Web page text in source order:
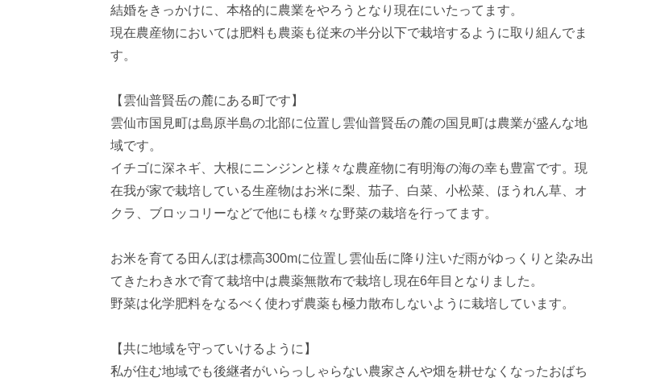
結婚をきっかけに、本格的に農業をやろうとなり現在にいたってます。
現在農産物においては肥料も農薬も従来の半分以下で栽培するように取り組んでま
す。
【雲仙普賢岳の麓にある町です】
雲仙市国見町は島原半島の北部に位置し雲仙普賢岳の麓の国見町は農業が盛んな地
域です。
イチゴに深ネギ、大根にニンジンと様々な農産物に有明海の海の幸も豊富です。現
在我が家で栽培している生産物はお米に梨、茄子、白菜、小松菜、ほうれん草、オ
クラ、ブロッコリーなどで他にも様々な野菜の栽培を行ってます。
お米を育てる田んぼは標高300mに位置し雲仙岳に降り注いだ雨がゆっくりと染み出
てきたわき水で育て栽培中は農薬無散布で栽培し現在6年目となりました。
野菜は化学肥料をなるべく使わず農薬も極力散布しないように栽培しています。
【共に地域を守っていけるように】
私が住む地域でも後継者がいらっしゃらない農家さんや畑を耕せなくなったおばち